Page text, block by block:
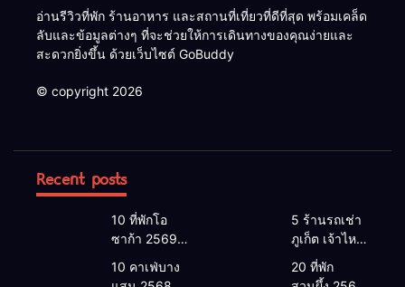
อ่านรีวิวที่พัก ร้านอาหาร และสถานที่เที่ยวที่ดีที่สุด พร้อมเคล็ด
ลับและข้อมูลต่างๆ ที่จะช่วยให้การเดินทางของคุณง่ายและ
สะดวกยิ่งขึ้น ด้วยเว็บไซต์ GoBuddy
© copyright 2026
Recent posts
10 ที่พักโอ
ซาก้า 2569 |
ที่ไหนดี 2026
5 ร้านรถเช่า
ภูเก็ต เจ้าไหน
ดี 2026 |
แนะนำ เช่า
10 คาเฟ่บาง
20 ที่พัก